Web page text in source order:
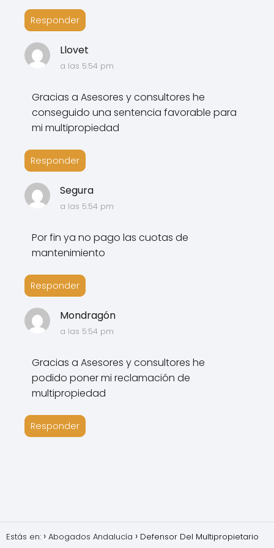
Responder
Llovet
a las 5:54 pm
Gracias a Asesores y consultores he
conseguido una sentencia favorable para
mi multipropiedad
Responder
Segura
a las 5:54 pm
Por fin ya no pago las cuotas de
mantenimiento
Responder
Mondragón
a las 5:54 pm
Gracias a Asesores y consultores he
podido poner mi reclamación de
multipropiedad
Responder
Estás en: Abogados Andalucía
Defensor Del Multipropietario